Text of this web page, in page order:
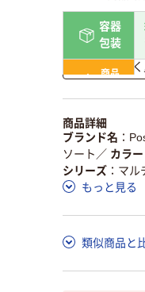
容器
包装
商品
仕組
この商品の環境
ア詳細／加点項
詳しく
商品詳細
ブランド名
ソート ／ カラー
シリーズ
マル
もっと見る
類似商品と